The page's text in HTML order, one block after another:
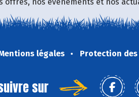
légales Protection des
sur